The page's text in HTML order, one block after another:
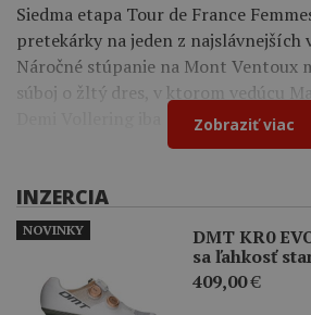
Siedma etapa Tour de France
pretekárky na jeden z najslávnejších
Náročné stúpanie na Mont Ventoux
súboj o žltý dres, v ktorom vedúcu
Demi Vollering iba 12 sekúnd.
Zobraziť viac
INZERCIA
DMT KR0
sa ľahkosť
409,00€
NOVINKY